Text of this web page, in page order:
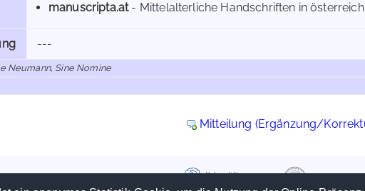
manuscripta.at- Mittelalterliche Handschriften in
---
Neumann, Sine Nomine
Mitteilung (Ergänzung/